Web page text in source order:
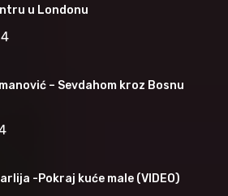
u Londonu
– Sevdahom kroz Bosnu
-Pokraj kuće male (VIDEO)